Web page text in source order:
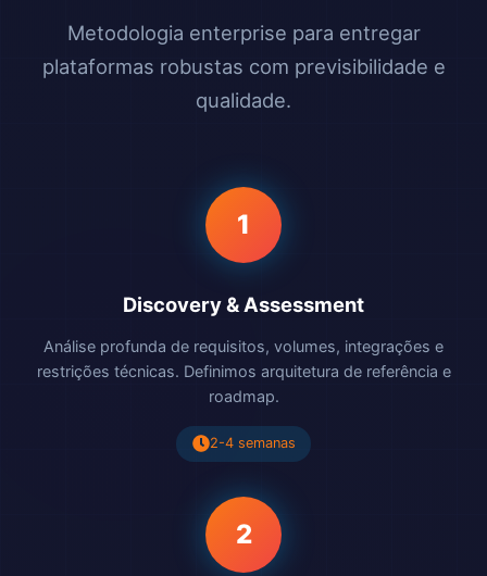
Metodologia enterprise para entregar
plataformas robustas com previsibilidade e
qualidade.
1
Discovery & Assessment
Análise profunda de requisitos, volumes, integrações e
restrições técnicas. Definimos arquitetura de referência e
roadmap.
2-4 semanas
2